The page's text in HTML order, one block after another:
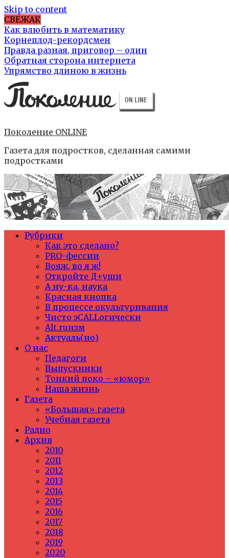
Skip to content
СВЕЖАК
Как влюбить в математику
Корнеплод-рекордсмен
Правда разная, приговор – один
Обратная сторона интернета
Упрямство длиною в жизнь
Поколение ONLINE
Газета для подростков, сделанная самими
подростками
Рубрики
Как это сделано?
PRO-фессии
Вояж, во я ж!
Откройте Д+уши
А ну-ка, наука
Красная кнопка
В процессе окультуривания
Чисто эCALLогически
Alt.ruизм
Актуаль(но)
О нас
Педагоги
Выпускники
Тонкий поко – «юмор»
Наша жизнь
Газета
«Большая» газета
Учебная газета
Радио
Архив
2010
2011
2012
2013
2014
2015
2016
2017
2018
2019
2020